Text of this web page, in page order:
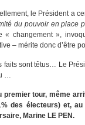
le Président a
du pouvoir en place
« changement »,
– mérite donc d’être
faits sont têtus… Le
…
premier tour, même
des électeurs) et,
Marine LE PEN.